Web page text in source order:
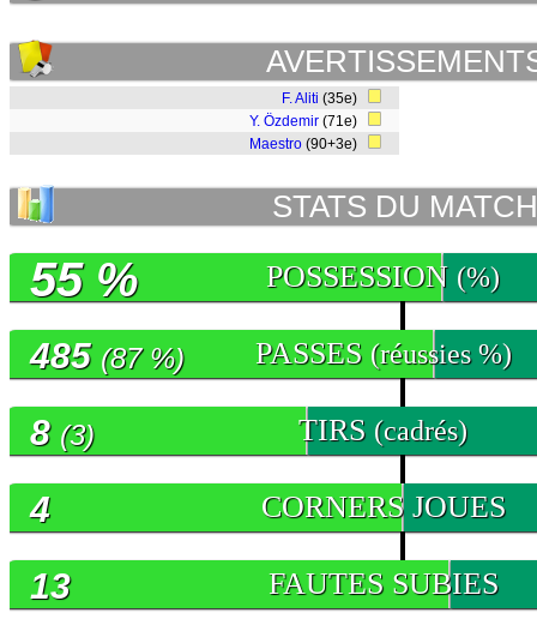
F. Aliti (35e)
Y. Özdemir (71e)
Maestro (90+3e)
STATS DU MATCH
POSSESSION (%)
55 %
PASSES (réussies %)
485 (87 %)
TIRS (cadrés)
8 (3)
CORNERS JOUES
4
FAUTES SUBIES
13